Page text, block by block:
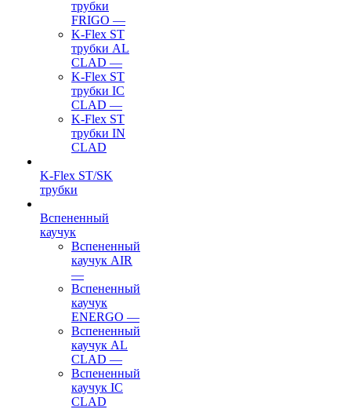
трубки
FRIGO —
K-Flex ST
трубки AL
CLAD —
K-Flex ST
трубки IC
CLAD —
K-Flex ST
трубки IN
CLAD
K-Flex ST/SK
трубки
Вспененный
каучук
Вспененный
каучук AIR
—
Вспененный
каучук
ENERGO —
Вспененный
каучук AL
CLAD —
Вспененный
каучук IC
CLAD